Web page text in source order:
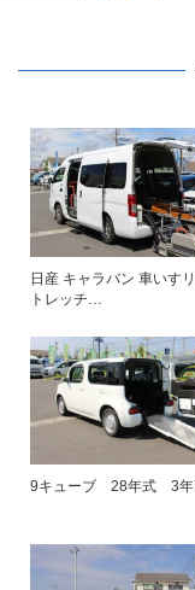
日産 キャラバン 車いす
トレッチ…
9キューブ 28年式 3年